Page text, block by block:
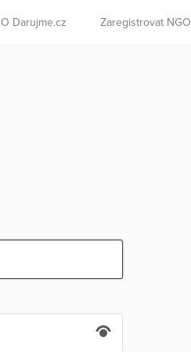
O Darujme.cz Zaregistrovat NGO